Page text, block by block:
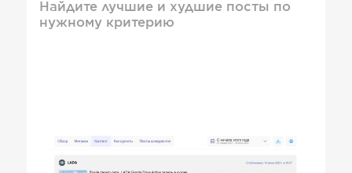
Найдите лучшие и худшие посты по
нужному критерию